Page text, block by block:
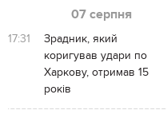
07 серпня
17:31
Зрадник, який
коригував удари по
Харкову, отримав 15
років